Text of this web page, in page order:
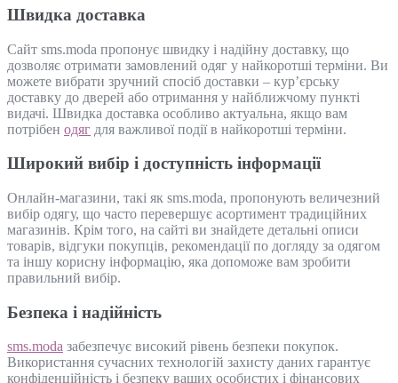
Швидка доставка
Сайт sms.moda пропонує швидку і надійну доставку, що
дозволяє отримати замовлений одяг у найкоротші терміни. Ви
можете вибрати зручний спосіб доставки – кур’єрську
доставку до дверей або отримання у найближчому пункті
видачі. Швидка доставка особливо актуальна, якщо вам
потрібен одяг для важливої події в найкоротші терміни.
Широкий вибір і доступність інформації
Онлайн-магазини, такі як sms.moda, пропонують величезний
вибір одягу, що часто перевершує асортимент традиційних
магазинів. Крім того, на сайті ви знайдете детальні описи
товарів, відгуки покупців, рекомендації по догляду за одягом
та іншу корисну інформацію, яка допоможе вам зробити
правильний вибір.
Безпека і надійність
sms.moda забезпечує високий рівень безпеки покупок.
Використання сучасних технологій захисту даних гарантує
конфіденційність і безпеку ваших особистих і фінансових